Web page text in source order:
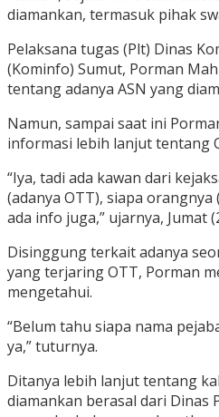
diamankan, termasuk pihak
Pelaksana tugas (Plt) Dinas
(Kominfo) Sumut, Porman
tentang adanya ASN yang
Namun, sampai saat ini
informasi lebih lanjut tentang
“Iya, tadi ada kawan dari
(adanya OTT), siapa
ada info juga,” ujarnya, Jumat
Disinggung terkait adanya
yang terjaring OTT, Porman
mengetahui.
“Belum tahu siapa nama
ya,” tuturnya.
Ditanya lebih lanjut tentang
diamankan berasal dari Dinas